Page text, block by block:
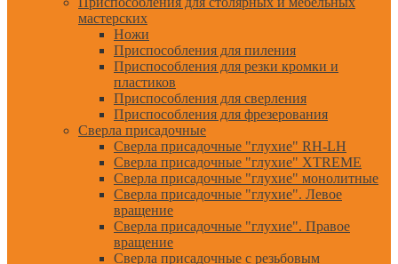
мастерских
Ножи
Приспособления для пиления
Приспособления для резки кромки и
пластиков
Приспособления для сверления
Приспособления для фрезерования
Сверла присадочные
Сверла присадочные "глухие" RH-LH
Сверла присадочные "глухие" XTREME
Сверла присадочные "глухие" монолитные
Сверла присадочные "глухие". Левое
вращение
Сверла присадочные "глухие". Правое
вращение
Сверла присадочные с резьбовым